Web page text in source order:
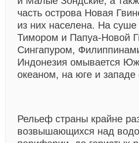
часть острова Новая
из них населена. На суше
Тимором и Папуа-Новой
Сингапуром,
Индонезия омывается
океаном, на юге и
Рельеф страны крайне
возвышающихся над